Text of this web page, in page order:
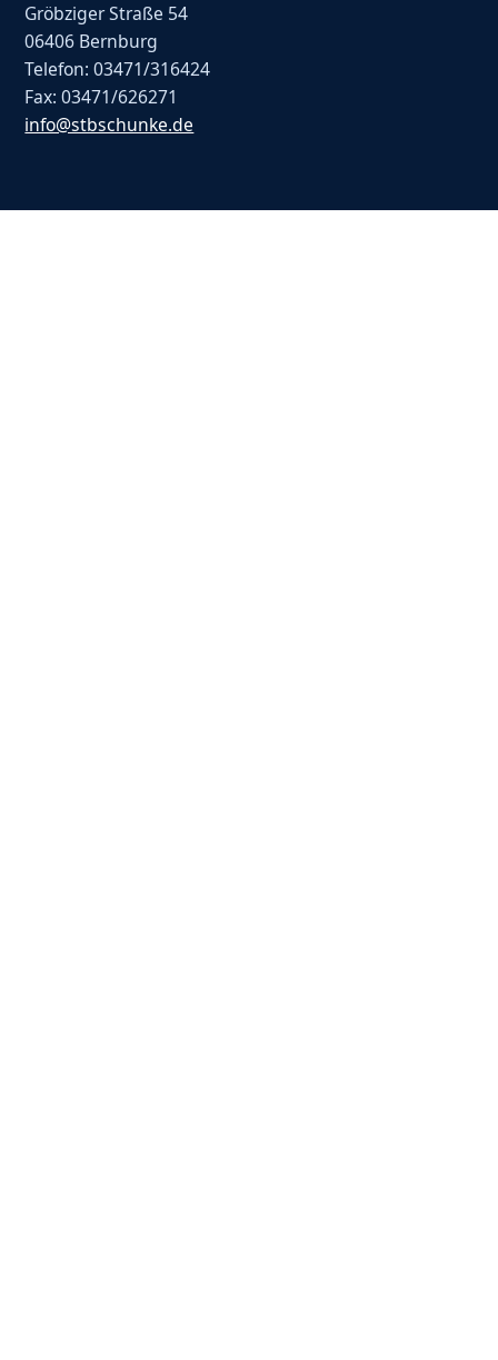
Gröbziger Straße 54
06406 Bernburg
Telefon: 03471/316424
Fax: 03471/626271
info@stbschunke.de